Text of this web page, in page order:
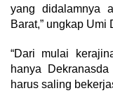
yang didalamnya
Barat,” ungkap
“Dari mulai
hanya
harus saling